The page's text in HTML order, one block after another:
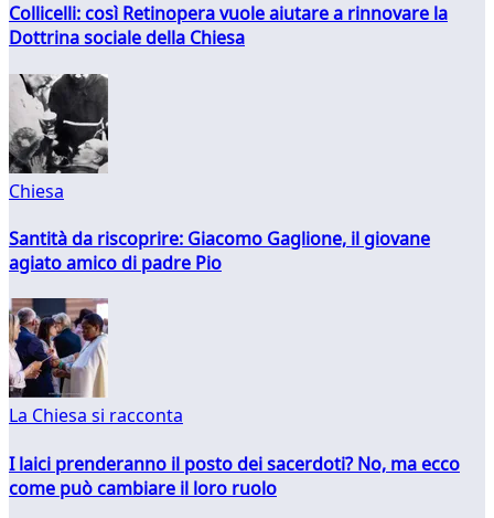
Collicelli: così Retinopera vuole aiutare a rinnovare la
Dottrina sociale della Chiesa
Chiesa
Santità da riscoprire: Giacomo Gaglione, il giovane
agiato amico di padre Pio
La Chiesa si racconta
I laici prenderanno il posto dei sacerdoti? No, ma ecco
come può cambiare il loro ruolo